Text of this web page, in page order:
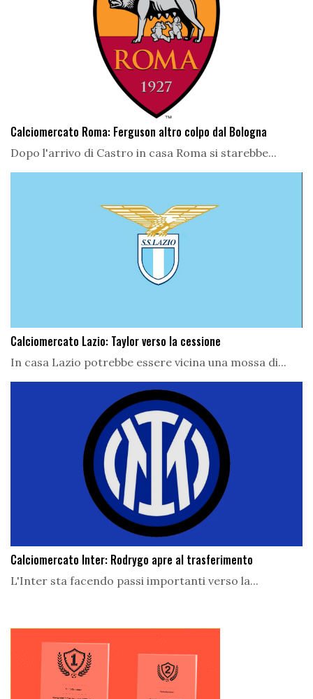
Calciomercato Roma: Ferguson altro colpo dal Bologna
Dopo l'arrivo di Castro in casa Roma si starebbe...
Calciomercato Lazio: Taylor verso la cessione
In casa Lazio potrebbe essere vicina una mossa di...
Calciomercato Inter: Rodrygo apre al trasferimento
L'Inter sta facendo passi importanti verso la...